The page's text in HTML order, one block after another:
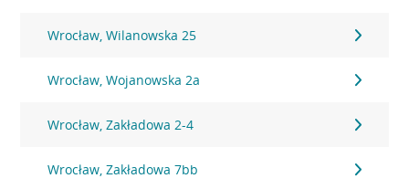
Wrocław, Wilanowska 25
Wrocław, Wojanowska 2a
Wrocław, Zakładowa 2-4
Wrocław, Zakładowa 7bb